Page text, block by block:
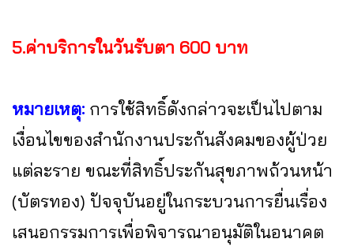
5.ค่าบริการในวันรับตา 600 บาท
หมายเหตุ: การใช้สิทธิ์ดังกล่าวจะเป็นไปตาม
เงื่อนไขของสำนักงานประกันสังคมของผู้ป่วย
แต่ละราย ขณะที่สิทธิ์ประกันสุขภาพถ้วนหน้า
(บัตรทอง) ปัจจุบันอยู่ในกระบวนการยื่นเรื่อง
เสนอกรรมการเพื่อพิจารณาอนุมัติในอนาคต